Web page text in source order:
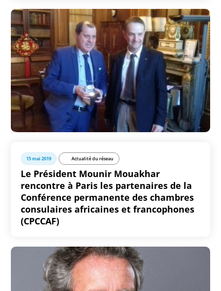
15 mai 2019 Actualité du réseau
Le Président Mounir Mouakhar
rencontre à Paris les partenaires de la
Conférence permanente des chambres
consulaires africaines et francophones
(CPCCAF)